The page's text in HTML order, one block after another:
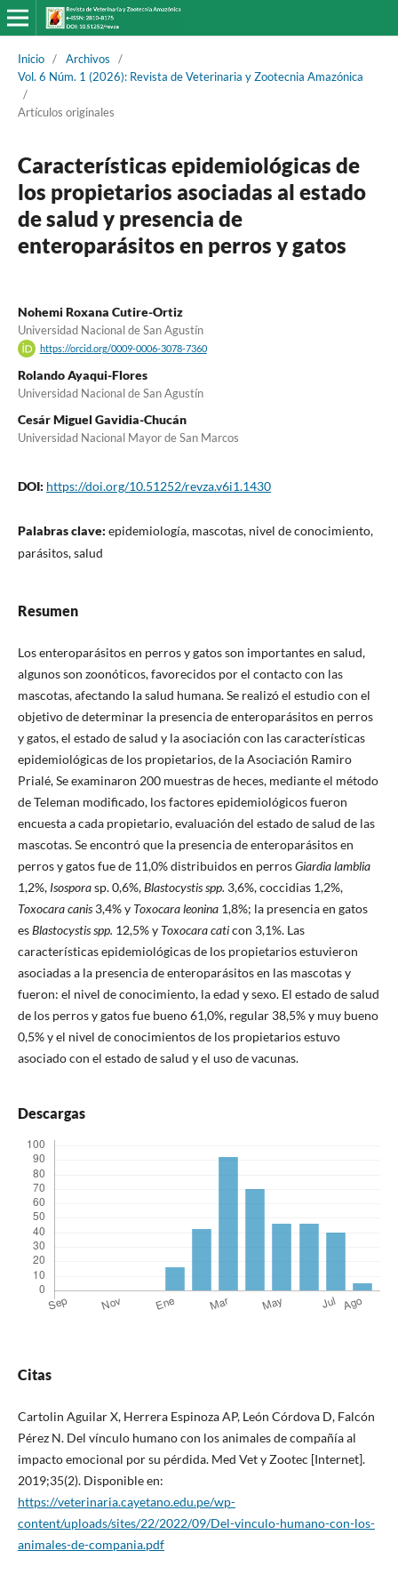
Inicio / Archivos
/
Vol. 6 Núm. 1 (2026): Revista de Veterinaria y Zootecnia Amazónica
/
Artículos originales
Características epidemiológicas de
los propietarios asociadas al estado
de salud y presencia de
enteroparásitos en perros y gatos
Nohemi Roxana Cutire-Ortiz
Universidad Nacional de San Agustín
https://orcid.org/0009-0006-3078-7360
Rolando Ayaqui-Flores
Universidad Nacional de San Agustín
Cesár Miguel Gavidia-Chucán
Universidad Nacional Mayor de San Marcos
DOI: https://doi.org/10.51252/revza.v6i1.1430
Palabras clave: epidemiología, mascotas, nivel de conocimiento,
parásitos, salud
Resumen
Los enteroparásitos en perros y gatos son importantes en salud,
algunos son zoonóticos, favorecidos por el contacto con las
mascotas, afectando la salud humana. Se realizó el estudio con el
objetivo de determinar la presencia de enteroparásitos en perros
y gatos, el estado de salud y la asociación con las características
epidemiológicas de los propietarios, de la Asociación Ramiro
Prialé, Se examinaron 200 muestras de heces, mediante el método
de Teleman modificado, los factores epidemiológicos fueron
encuesta a cada propietario, evaluación del estado de salud de las
mascotas. Se encontró que la presencia de enteroparásitos en
perros y gatos fue de 11,0% distribuidos en perrosGiardia lamblia
1,2%, Isosporasp. 0,6%,Blastocystis spp. 3,6%, coccidias 1,2%,
Toxocaracanis3,4% y Toxocara leonina1,8%; la presencia en gatos
esBlastocystis spp. 12,5% y Toxocara caticon 3,1%. Las
características epidemiológicas de los propietarios estuvieron
asociadas a la presencia de enteroparásitos en las mascotas y
fueron: el nivel de conocimiento, la edad y sexo. El estado de salud
de los perros y gatos fue bueno 61,0%, regular 38,5% y muy bueno
0,5% y el nivel de conocimientos de los propietarios estuvo
asociado con el estado de salud y el uso de vacunas.
Descargas
Citas
Cartolin Aguilar X, Herrera Espinoza AP, León Córdova D, Falcón
Pérez N. Del vínculo humano con los animales de compañía al
impacto emocional por su pérdida. Med Vet y Zootec [Internet].
2019;35(2). Disponible en:
https://veterinaria.cayetano.edu.pe/wp-
content/uploads/sites/22/2022/09/Del-vinculo-humano-con-los-
animales-de-compania.pdf